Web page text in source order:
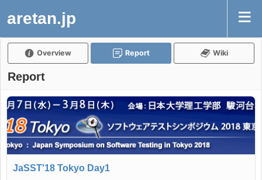
aretan.jp
Overview Report Wiki
Report
JaSST'18 Tokyo Day1